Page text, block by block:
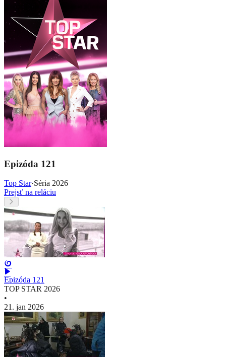
Epizóda 121
Top Star·Séria 2026
Prejsť na reláciu
Epizóda 121
TOP STAR 2026
•
21. jan 2026